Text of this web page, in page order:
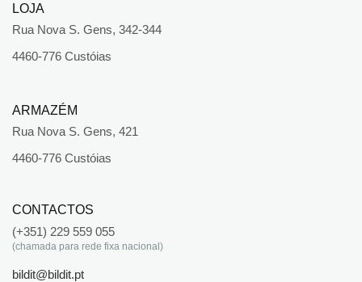
LOJA
Rua Nova S. Gens, 342-344
4460-776 Custóias
ARMAZÉM
Rua Nova S. Gens, 421
4460-776 Custóias
CONTACTOS
(+351) 229 559 055
(chamada para rede fixa nacional)
bildit@bildit.pt